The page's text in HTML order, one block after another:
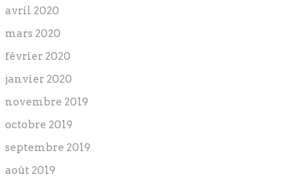
avril 2020
mars 2020
février 2020
janvier 2020
novembre 2019
octobre 2019
septembre 2019
août 2019